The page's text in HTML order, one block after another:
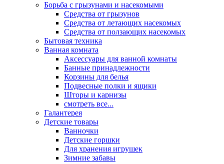
Борьба с грызунами и насекомыми
Средства от грызунов
Средства от летающих насекомых
Средства от ползающих насекомых
Бытовая техника
Ванная комната
Аксессуары для ванной комнаты
Банные принадлежности
Корзины для белья
Подвесные полки и ящики
Шторы и карнизы
смотреть все...
Галантерея
Детские товары
Ванночки
Детские горшки
Для хранения игрушек
Зимние забавы